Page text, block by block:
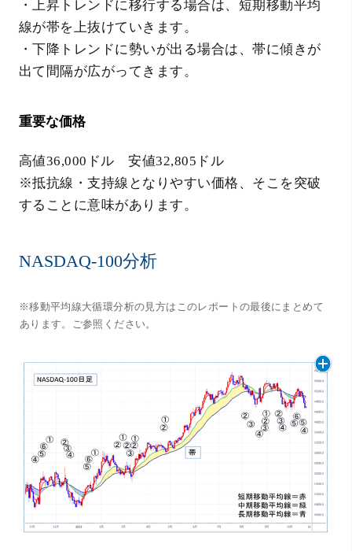
・上昇トレンドに移行する場合は、短期移動平均
線が帯を上抜けていきます。
・下降トレンドに勢いが出る場合は、帯に傾きが
出て間隔が広がってきます。
重要な価格
高値36,000ドル 安値32,805ドル
※抵抗線・支持線となりやすい価格、そこを突破
することに意味があります。
NASDAQ-100分析
※移動平均線大循環分析の見方はこのレポートの最後にまとめて
あります。ご参照ください。